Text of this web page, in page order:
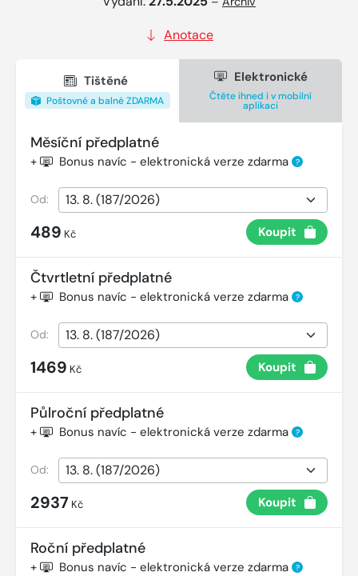
Anotace
Tištěné
Poštovné a balné ZDARMA
Elektronické
Čtěte ihned i v mobilní
aplikaci
Měsíční předplatné
+ Bonus navíc - elektronická verze zdarma ?
Od:
489 Kč Koupit
Čtvrtletní předplatné
+ Bonus navíc - elektronická verze zdarma ?
Od:
1469 Kč Koupit
Půlroční předplatné
+ Bonus navíc - elektronická verze zdarma ?
Od:
2937 Kč Koupit
Roční předplatné
+ Bonus navíc - elektronická verze zdarma ?